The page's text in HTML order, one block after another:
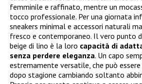
femminile e raffinato, mentre un
tocco professionale. Per una giornata
sneakers minimal e accessori naturali
fresco e contemporaneo. Il vero punto
beige di lino è la loro capacità di
senza perdere eleganza. Un capo
estremamente versatile, che può
dopo stagione cambiando soltanto